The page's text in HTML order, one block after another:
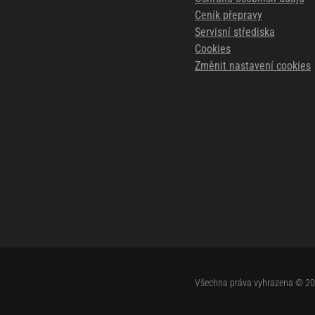
Ceník přepravy
Servisní střediska
Cookies
Změnit nastavení cookies
Všechna práva vyhrazena ©